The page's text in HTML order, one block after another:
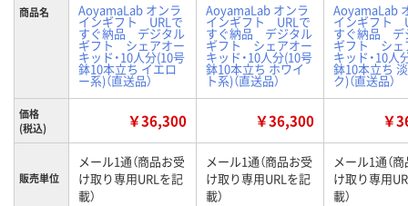
商品名 AoyamaLab オンラ
インギフト URLで
すぐ納品 デジタル
ギフト シェアオー
キッド・10人分(10号
鉢10本立ち イエロ
ー系)（直送品）
AoyamaLab オンラ
インギフト URLで
すぐ納品 デジタル
ギフト シェアオー
キッド・10人分(10号
鉢10本立ち ホワイ
ト系)（直送品）
AoyamaLab
インギフト
すぐ納品 デ
ギフト シェ
キッド・10人
鉢10本立ち
ク)（直送品）
価格
(税込)
￥36,300 ￥36,300 ￥
販売単位
メール1通（商品お受
け取り専用URLを記
載）
メール1通（商品お受
け取り専用URLを記
載）
メール1通（
け取り専用
載）